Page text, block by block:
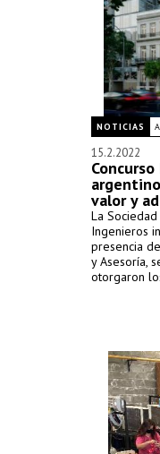
NOTICIAS
15.2.2022
valor y
La
Ingenieros
presencia
y Asesoría,
otorgaron